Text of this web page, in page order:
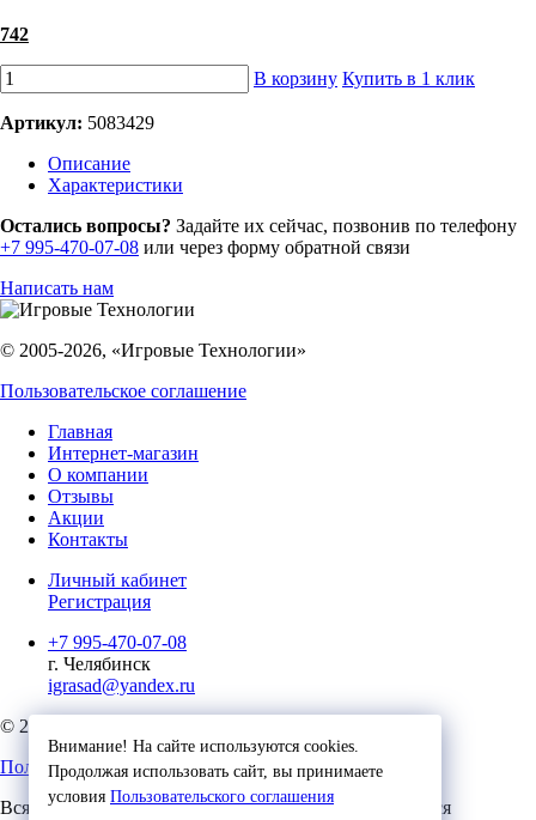
742
В корзину Купить в 1 клик
Артикул: 5083429
Описание
Характеристики
Внимание! На сайте используются cookies.
Продолжая использовать сайт, вы принимаете
условия Пользовательского соглашения
Остались вопросы? Задайте их сейчас, позвонив по телефону
+7 995-470-07-08 или через форму обратной связи
Написать нам
© 2005-2026, «Игровые Технологии»
Пользовательское соглашение
Главная
Интернет-магазин
О компании
Отзывы
Акции
Контакты
Личный кабинет
Регистрация
+7 995-470-07-08
г. Челябинск
igrasad@yandex.ru
© 2023, Игровые Технологии
Пользовательское соглашение
Вся представленная на сайте информация, касающаяся